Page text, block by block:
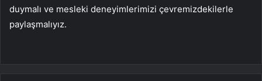
duymalı ve mesleki deneyimlerimizi çevremizdekilerle
paylaşmalıyız.